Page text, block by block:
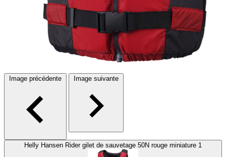
Image précédente Image suivante
Helly Hansen Rider gilet de sauvetage 50N rouge miniature 1